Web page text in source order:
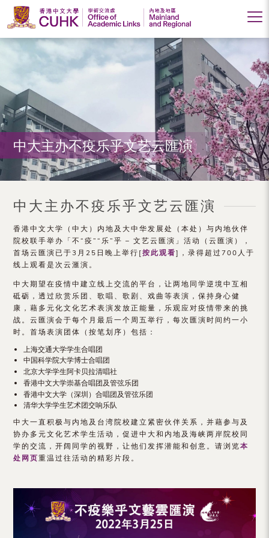
香
港
中
文
大
学
学
流
处
（内
地
及
地
区）
中大主办不疫乐乎文艺云匯演
中大主办不疫乐乎文艺云匯演
香港中文大学（中大）内地及大中华发展处（本处）与内地伙伴
院校联手举办「不“疫”“乐”乎 – 文艺云匯演」活动（云匯演），
首场云匯演已于3月25日晚上举行[按此观看]，录得超过700人于
线上观看是次云滙演。
中大期望在疫情中建立线上交流的平台，让两地同学逆境中互相
砥砺，透过欣赏乐团、歌唱、歌剧、戏曲等表演，保持身心健
康，藉多元化文化艺术表演发放正能量，乐观应对疫情带来的挑
战。云匯演会于每个月最后一个周五举行，每次匯演时间约一小
时。首场表演团体（按笔划序）包括：
上海交通大学学生合唱团
中国科学院大学博士合唱团
北京大学学生阿卡贝拉清唱社
香港中文大学崇基合唱团及管弦乐团
香港中文大学（深圳）合唱团及管弦乐团
清华大学学生艺术团交响乐队
中大一直积极与内地及台湾院校建立紧密伙伴关系，并藉参与及
协办多元文化艺术学生活动，促进中大和内地及海峡两岸院校同
学的交流，开阔同学的视野，让他们发挥潜能和创意。请浏览本
处网页重温过往活动的精彩片段。